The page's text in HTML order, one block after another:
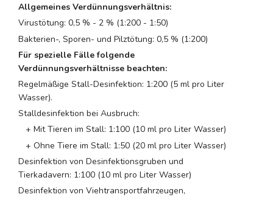
Allgemeines Verdünnungsverhältnis:
Virustötung: 0,5 % - 2 % (1:200 - 1:50)
Bakterien-, Sporen- und Pilztötung: 0,5 % (1:200)
Für spezielle Fälle folgende
Verdünnungsverhältnisse beachten:
Regelmäßige Stall-Desinfektion: 1:200 (5 ml pro Liter
Wasser).
Stalldesinfektion bei Ausbruch:
+ Mit Tieren im Stall: 1:100 (10 ml pro Liter Wasser)
+ Ohne Tiere im Stall: 1:50 (20 ml pro Liter Wasser)
Desinfektion von Desinfektionsgruben und
Tierkadavern: 1:100 (10 ml pro Liter Wasser)
Desinfektion von Viehtransportfahrzeugen,